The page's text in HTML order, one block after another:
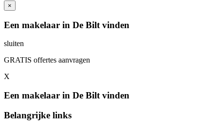
×
Een makelaar in De Bilt vinden
sluiten
GRATIS offertes aanvragen
X
Een makelaar in De Bilt vinden
Belangrijke links